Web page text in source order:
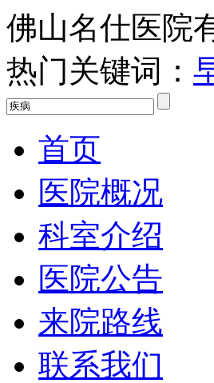
佛山名仕医院
热门关键词：
首页
医院概况
科室介绍
医院公告
来院路线
联系我们